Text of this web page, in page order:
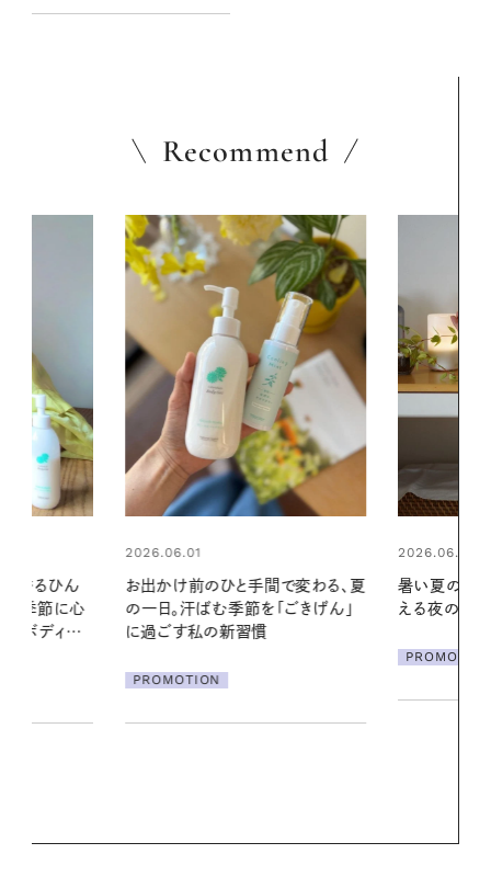
Recommend
変わる、夏
ごきげん」
2026.06.01
暑い夏のナイトルーティン。私を整
える夜の爽やかご褒美ケア
2026.07.24
夏の髪と心
る【大人気の